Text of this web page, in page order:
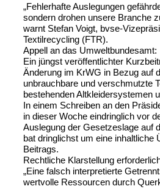
„Fehlerhafte Auslegungen
sondern drohen unsere Branche
warnt Stefan Voigt, bvse-
Textilrecycling (FTR).
Appell an das Umweltbundesamt:
Ein jüngst veröffentlichter
Änderung im KrWG in Bezug auf
unbrauchbare und verschmutzte
bestehenden Altkleidersystemen
In einem Schreiben an den
in dieser Woche eindringlich vor
Auslegung der Gesetzeslage auf
bat dringlichst um eine inhaltliche
Beitrags.
Rechtliche Klarstellung
„Eine falsch interpretierte
wertvolle Ressourcen durch